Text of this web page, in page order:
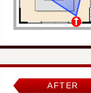
AFTER